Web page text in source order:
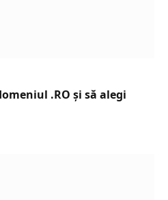
.RO și să alegi